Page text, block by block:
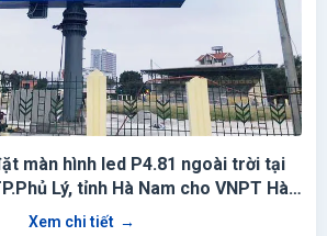
màn hình led P4.81 ngoài trời tại
Lý, tỉnh Hà Nam cho VNPT Hà
Nam
Xem chi tiết →